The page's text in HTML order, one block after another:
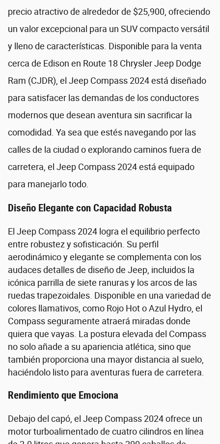
precio atractivo de alrededor de $25,900, ofreciendo
un valor excepcional para un SUV compacto versátil
y lleno de características. Disponible para la venta
cerca de Edison en Route 18 Chrysler Jeep Dodge
Ram (CJDR), el Jeep Compass 2024 está diseñado
para satisfacer las demandas de los conductores
modernos que desean aventura sin sacrificar la
comodidad. Ya sea que estés navegando por las
calles de la ciudad o explorando caminos fuera de
carretera, el Jeep Compass 2024 está equipado
para manejarlo todo.
Diseño Elegante con Capacidad Robusta
El Jeep Compass 2024 logra el equilibrio perfecto
entre robustez y sofisticación. Su perfil
aerodinámico y elegante se complementa con los
audaces detalles de diseño de Jeep, incluidos la
icónica parrilla de siete ranuras y los arcos de las
ruedas trapezoidales. Disponible en una variedad de
colores llamativos, como Rojo Hot o Azul Hydro, el
Compass seguramente atraerá miradas donde
quiera que vayas. La postura elevada del Compass
no solo añade a su apariencia atlética, sino que
también proporciona una mayor distancia al suelo,
haciéndolo listo para aventuras fuera de carretera.
Rendimiento que Emociona
Debajo del capó, el Jeep Compass 2024 ofrece un
motor turboalimentado de cuatro cilindros en línea